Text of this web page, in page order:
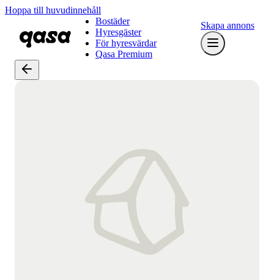
Hoppa till huvudinnehåll
Bostäder
Hyresgäster
För hyresvärdar
Qasa Premium
Skapa annons